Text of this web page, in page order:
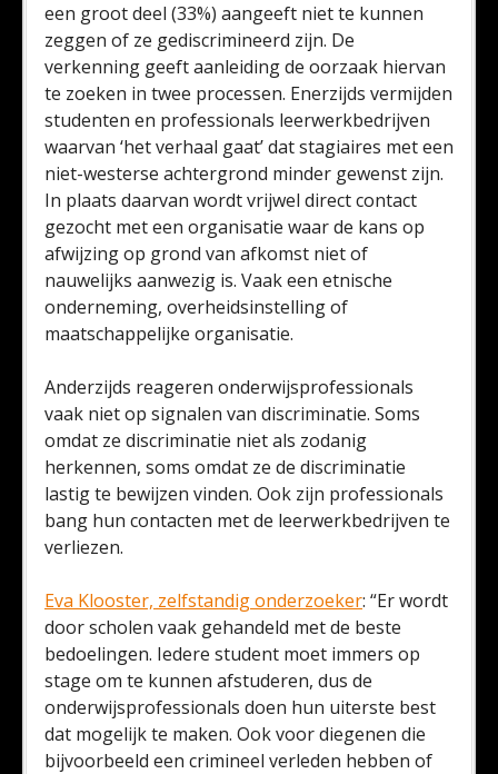
een groot deel (33%) aangeeft niet te kunnen
zeggen of ze gediscrimineerd zijn. De
verkenning geeft aanleiding de oorzaak hiervan
te zoeken in twee processen. Enerzijds vermijden
studenten en professionals leerwerkbedrijven
waarvan ‘het verhaal gaat’ dat stagiaires met een
niet-westerse achtergrond minder gewenst zijn.
In plaats daarvan wordt vrijwel direct contact
gezocht met een organisatie waar de kans op
afwijzing op grond van afkomst niet of
nauwelijks aanwezig is. Vaak een etnische
onderneming, overheidsinstelling of
maatschappelijke organisatie.
Anderzijds reageren onderwijsprofessionals
vaak niet op signalen van discriminatie. Soms
omdat ze discriminatie niet als zodanig
herkennen, soms omdat ze de discriminatie
lastig te bewijzen vinden. Ook zijn professionals
bang hun contacten met de leerwerkbedrijven te
verliezen.
Eva Klooster, zelfstandig onderzoeker: “Er wordt
door scholen vaak gehandeld met de beste
bedoelingen. Iedere student moet immers op
stage om te kunnen afstuderen, dus de
onderwijsprofessionals doen hun uiterste best
dat mogelijk te maken. Ook voor diegenen die
bijvoorbeeld een crimineel verleden hebben of